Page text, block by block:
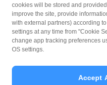
マネロン等基本方針
カスタマーハラスメントに関する当社
cookies will be stored and
improve the site, provide
with external partners) according to
settings at any time from "Cookie
change app tracking preferences
OS settings.
Accept